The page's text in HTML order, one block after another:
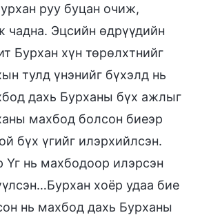
руу буцан очиж,
чадна. Эцсийн өдрүүдийн
Бурхан хүн төрөлхтнийг
тулд үнэнийг бүхэлд нь
дахь Бурханы бүх ажлыг
махбод болсон биеэр
бүх үгийг илэрхийлсэн.
Үг нь махбодоор илэрсэн
хоёр удаа бие
нь махбод дахь Бурханы